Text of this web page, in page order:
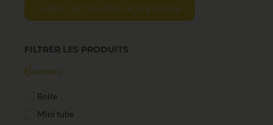
LISTE DE TOUTES NOS ÉPICES
FILTRER LES PRODUITS
Gammes
Boite
Mini tube